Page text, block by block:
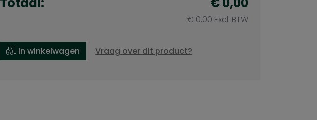
€ 0,00 Excl. BTW
In winkelwagen Vraag over dit product?